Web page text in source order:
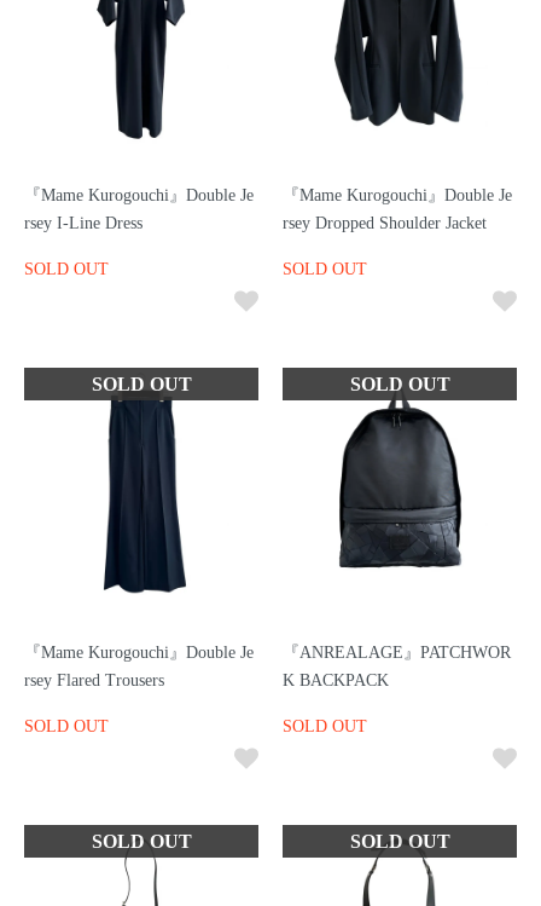
『Mame Kurogouchi』Double Je
rsey I-Line Dress
SOLD OUT
『Mame Kurogouchi』Double Je
rsey Dropped Shoulder Jacket
SOLD OUT
『Mame Kurogouchi』Double Je
rsey Flared Trousers
SOLD OUT
『ANREALAGE』PATCHWOR
K BACKPACK
SOLD OUT